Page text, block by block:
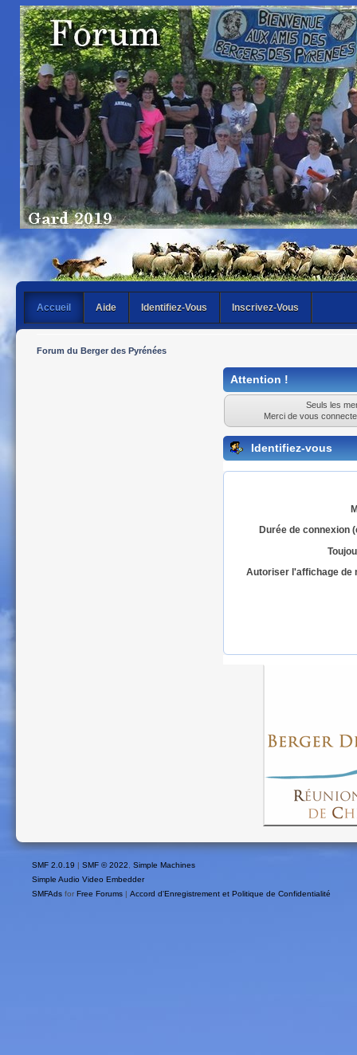
Accueil Aide Identifiez-Vous Inscrivez-Vous
Forum du Berger des Pyrénées
Attention !
Seuls les
Merci de vous
Identifiez-vous
Durée de connexion
Autoriser l'affichage de
SMF 2.0.19 | SMF © 2022, Simple Machines
Simple Audio Video Embedder
SMFAds for Free Forums | Accord d'Enregistrement et Politique de Confidentialité